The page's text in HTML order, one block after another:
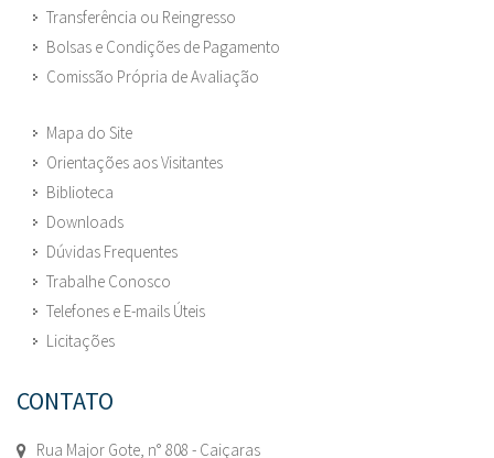
Transferência ou Reingresso
Bolsas e Condições de Pagamento
Comissão Própria de Avaliação
Mapa do Site
Orientações aos Visitantes
Biblioteca
Downloads
Dúvidas Frequentes
Trabalhe Conosco
Telefones e E-mails Úteis
Licitações
CONTATO
Rua Major Gote, n° 808 - Caiçaras